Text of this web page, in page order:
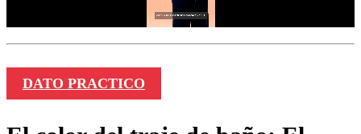
DATO PRACTICO